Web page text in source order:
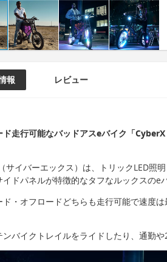
報 レビュー
ド走行可能なバッドアスeバイク「
サイバーエックス）は、トリックLED照
イドパネルが特徴的なタフなルックスのeバ
ド・オフロードどちらも走行可能で速度
ンバイクトレイルをライドしたり、通勤や